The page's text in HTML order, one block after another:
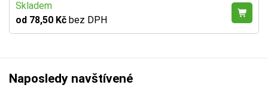
Skladem
od 78,50 Kč bez DPH
Naposledy navštívené